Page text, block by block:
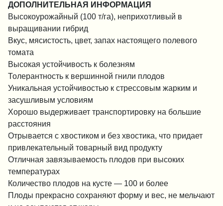
ДОПОЛНИТЕЛЬНАЯ ИНФОРМАЦИЯ
Высокоурожайный (100 т/га), неприхотливый в
выращивании гибрид
Вкус, мясистость, цвет, запах настоящего полевого
томата
Высокая устойчивость к болезням
Толерантность к вершинной гнили плодов
Уникальная устойчивостью к стрессовым жарким и
засушливым условиям
Хорошо выдерживает транспортировку на большие
расстояния
Отрывается с хвостиком и без хвостика, что придает
привлекательный товарный вид продукту
Отличная завязываемость плодов при высоких
температурах
Количество плодов на кусте — 100 и более
Плоды прекрасно сохраняют форму и вес, не мельчают